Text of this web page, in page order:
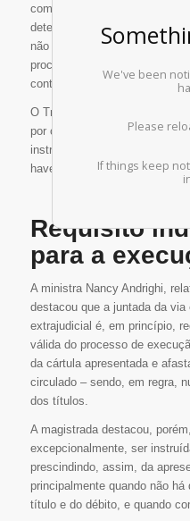
com a cópia do contrato de
determinada a juntada do
não cumpriu a determinação
processo foi extinto, sem
conteúdo do direito que o
O Tribunal de Justiça do
por considerar desnecessária
instruir a ação de busca e
haver exigência legal para
Requisito
para a
A ministra Nancy Andrighi,
destacou que a juntada da
extrajudicial é, em princípio,
válida do processo de
da cártula apresentada e
circulado – sendo, em regra,
dos títulos.
A magistrada destacou,
excepcionalmente, ser
prescindindo, assim, da
principalmente quando não
título e do débito, e quando